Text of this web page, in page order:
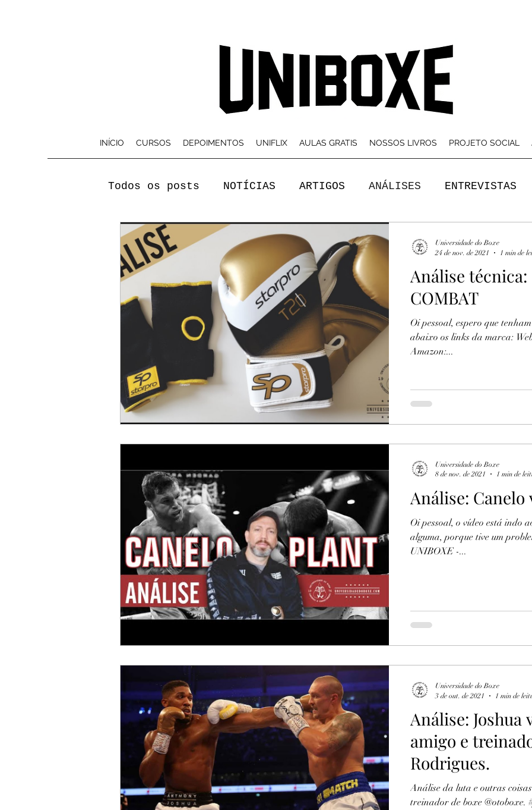
INÍCIO CURSOS DEPOIMENTOS UNIFLIX AULAS GRATIS NOSSOS LIVROS PROJETO SOCIAL
Todos os posts NOTÍCIAS ARTIGOS ANÁLISES ENTREVISTAS
Análise técnica:
COMBAT
Oi pessoal, espero que
abaixo os links da marca:
Amazon:...
Universidade do Boxe
24 de nov. de 2021
1 min de
Análise: Canelo
Oi pessoal, o vídeo está indo
alguma, porque tive um
UNIBOXE -...
Universidade do Boxe
8 de nov. de 2021
1 min de
Análise: Joshua
amigo e
Rodrigues.
Análise da luta e outras
treinador de boxe @otoboxe.
Universidade do Boxe
3 de out. de 2021
1 min de